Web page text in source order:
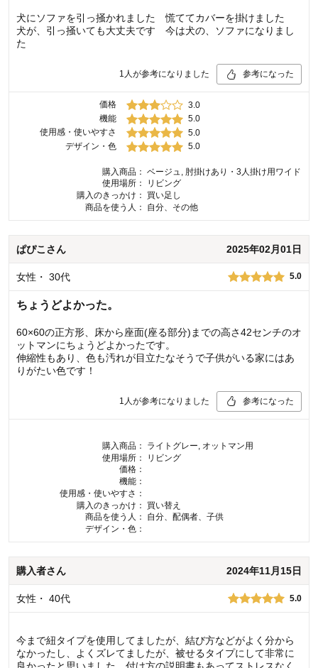
犬にソファを引っ掻かれました 慌ててカバーを掛けました
犬が、引っ掻いても大丈夫です 今は犬の、ソファになりまし
た
1 人が参考になりました 参考になった
価格
3.0
機能
5.0
使用感・使いやすさ
5.0
デザイン・色
5.0
購入商品： ベージュ, 肘掛けあり・3人掛け用ワイド
使用場所：
リビング
購入のきっかけ：
買い足し
商品を使う人：
自分、その他
ぱぴこ さん 2025年02月01日
女性 ・ 30代 5.0
ちょうどよかった。
60×60の正方形、床から座面(座る部分)までの高さ42センチのオ
ットマンにちょうどよかったです。
伸縮性もあり、色も汚れが目立たなそうで子供がいる家にはあ
りがたい色です！
1 人が参考になりました 参考になった
購入商品：
ライトグレー, オットマン用
使用場所：
リビング
価格：
機能：
使用感・使いやすさ：
購入のきっかけ：
買い替え
商品を使う人：
自分、配偶者、子供
デザイン・色：
購入者さん 2024年11月15日
女性 ・ 40代 5.0
今まで紐タイプを使用してましたが、結び方などがよく分から
なかったし、よくズレてましたが、被せるタイプにして非常に